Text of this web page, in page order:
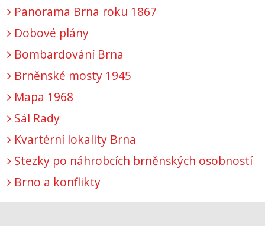
Panorama Brna roku 1867
Dobové plány
Bombardování Brna
Brněnské mosty 1945
Mapa 1968
Sál Rady
Kvartérní lokality Brna
Stezky po náhrobcích brněnských osobností
Brno a konflikty